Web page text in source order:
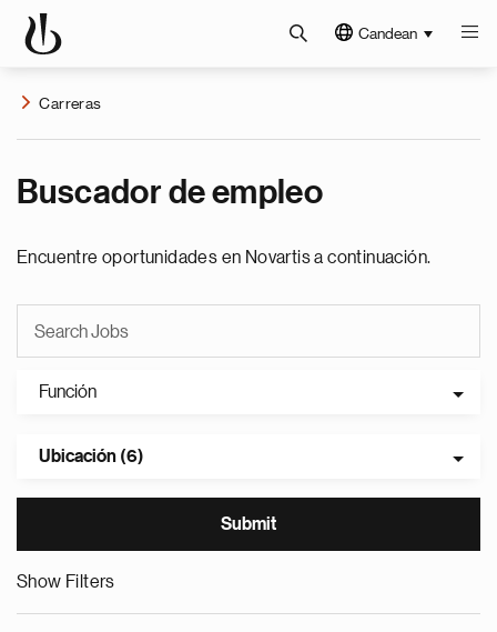
Candean
Carreras
Buscador de empleo
Encuentre oportunidades en Novartis a continuación.
Función
Ubicación (6)
Show Filters